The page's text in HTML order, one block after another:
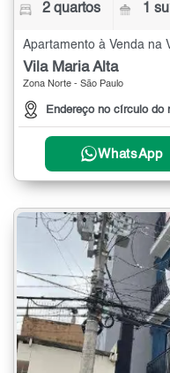
2 quartos 1
Apartamento à Venda na
Vila Maria Alta
Zona Norte - São Paulo
Endereço no círculo do
WhatsApp